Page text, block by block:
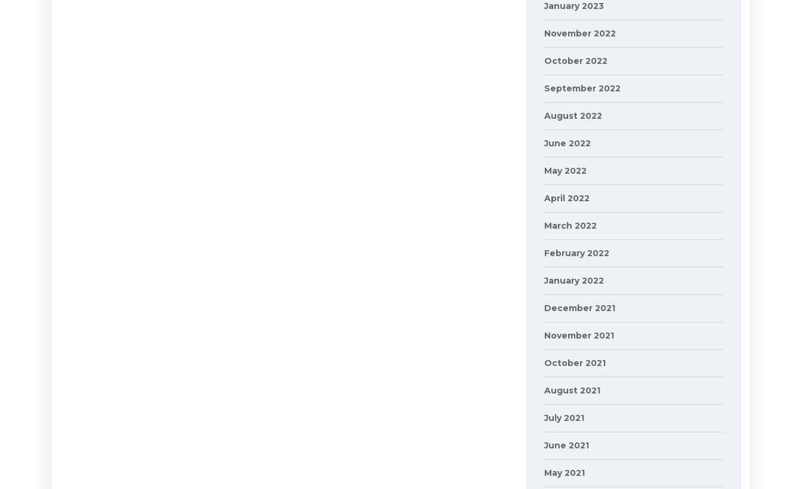
January 2023
November 2022
October 2022
September 2022
August 2022
June 2022
May 2022
April 2022
March 2022
February 2022
January 2022
December 2021
November 2021
October 2021
August 2021
July 2021
June 2021
May 2021